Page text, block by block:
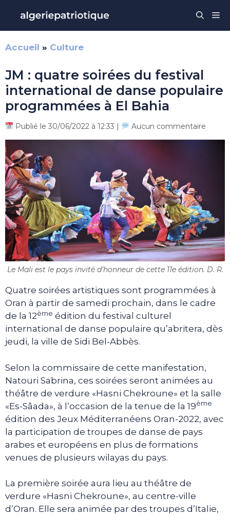
contenu
Accueil » Culture
JM : quatre soirées du festival
international de danse populaire
programmées à El Bahia
Publié le 30/06/2022 à 12:33 | Aucun commentaire
Le Mali est le pays invité d’honneur de cette 11e édition. D. R.
Quatre soirées artistiques sont programmées à
Oran à partir de samedi prochain, dans le cadre
de la 12ème édition du festival culturel
international de danse populaire qu’abritera, dès
jeudi, la ville de Sidi Bel-Abbès.
Selon la commissaire de cette manifestation,
Natouri Sabrina, ces soirées seront animées au
théâtre de verdure «Hasni Chekroune» et la salle
«Es-Sâada», à l’occasion de la tenue de la 19ème
édition des Jeux Méditerranéens Oran-2022, avec
la participation de troupes de danse de pays
arabes et européens en plus de formations
venues de plusieurs wilayas du pays.
La première soirée aura lieu au théâtre de
verdure «Hasni Chekroune», au centre-ville
d’Oran. Elle sera animée par des troupes d’Italie,